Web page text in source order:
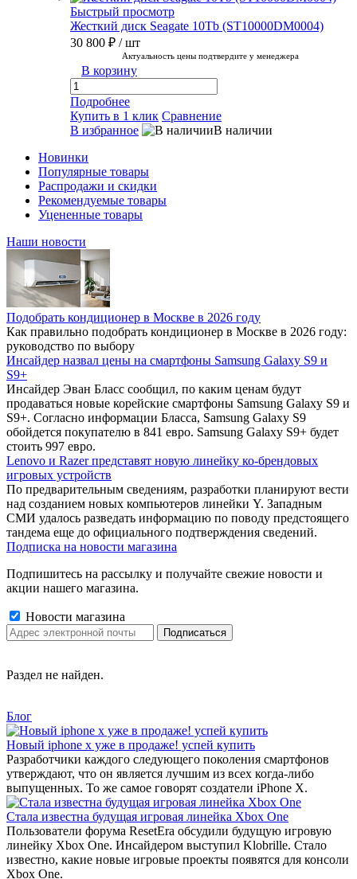
Быстрый просмотр
Жесткий диск Seagate 10Tb (ST10000DM0004)
30 800 ₽ / шт
Актуальность цены подтвердите у менеджера
В корзину
Подробнее
Купить в 1 клик Сравнение
В избранное
В наличии
Новинки
Популярные товары
Распродажи и скидки
Рекомендуемые товары
Уцененные товары
Наши новости
Подобрать кондиционер в Москве в 2026 году
Как правильно подобрать кондиционер в Москве в 2026 году:
руководство по выбору
Инсайдер назвал цены на смартфоны Samsung Galaxy S9 и
S9+
Инсайдер Эван Бласс сообщил, по каким ценам будут
продаваться новые корейские смартфоны Samsung Galaxy S9 и
S9+. Согласно информации Бласса, Samsung Galaxy S9
обойдется покупателю в 841 евро. Samsung Galaxy S9+ будет
стоить 997 евро.
Lenovo и Razer представят новую линейку ко-брендовых
игровых устройств
По предварительным сведениям, разработки планируют вести
над созданием новых компьютеров линейки Y. Западным
СМИ удалось разведать информацию по поводу предстоящего
тандема еще до официального подтверждения сведений.
Подписка на новости магазина
Подпишитесь на рассылку и получайте свежие новости и
акции нашего магазина.
Новости магазина
Раздел не найден.
Блог
Новый iphone x уже в продаже! успей купить
Разработчики каждого следующего поколения смартфонов
утверждают, что он является лучшим из всех когда-либо
выпущенных. То же самое говорят создатели iPhone X.
Стала известна будущая игровая линейка Xbox One
Пользователи форума ResetEra обсудили будущую игровую
линейку Xbox One. Инсайдером выступил Klobrille. Стало
известно, какие новые игровые проекты появятся для консоли
Xbox One.